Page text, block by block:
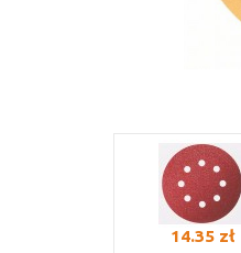
14.35 zł